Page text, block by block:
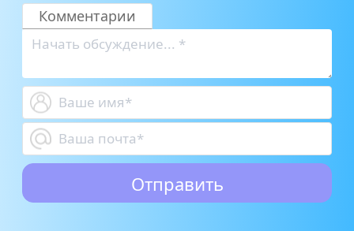
Комментарии